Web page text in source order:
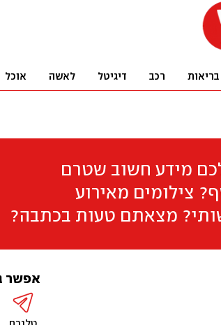
בריאות רכב דיגיטל לאשה אוכל
מידע חשוב שטרם
צילומים מאירוע
מצאתם טעות בכתבה?
אפשר